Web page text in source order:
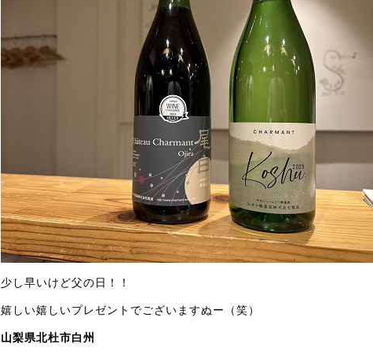
少し早いけど父の日！！
嬉しい嬉しいプレゼントでございますぬー（笑）
山梨県北杜市白州